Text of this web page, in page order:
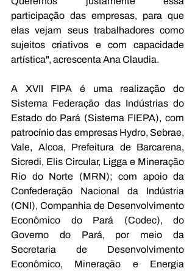
participação das empresas, para que
elas vejam seus trabalhadores como
sujeitos criativos e com capacidade
artística", acrescenta Ana Claudia.
A XVII FIPA é uma realização do
Sistema Federação das Indústrias do
Estado do Pará (Sistema FIEPA), com
patrocínio das empresas Hydro, Sebrae,
Vale, Alcoa, Prefeitura de Barcarena,
Sicredi, Elis Circular, Ligga e Mineração
Rio do Norte (MRN); com apoio da
Confederação Nacional da Indústria
(CNI), Companhia de Desenvolvimento
Econômico do Pará (Codec), do
Governo do Pará, por meio da
Secretaria de Desenvolvimento
Econômico, Mineração e Energia